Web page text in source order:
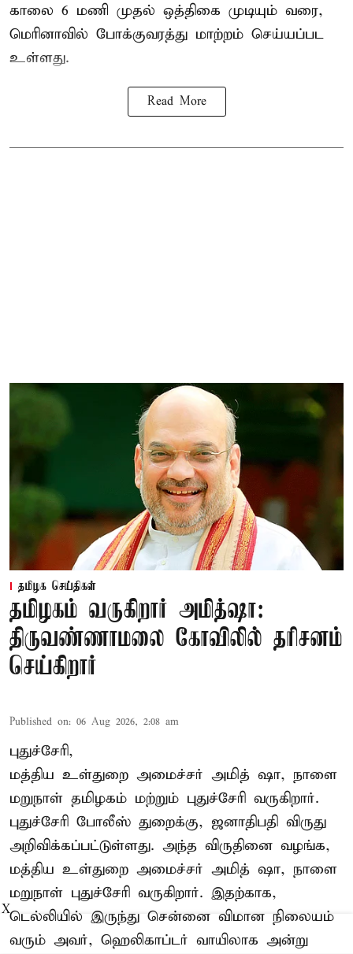
காலை 6 மணி முதல் ஒத்திகை முடியும் வரை,
மெரினாவில் போக்குவரத்து மாற்றம் செய்யப்பட
உள்ளது.
Read More
தமிழக செய்திகள்
தமிழகம் வருகிறார் அமித்ஷா:
திருவண்ணாமலை கோவிலில் தரிசனம்
செய்கிறார்
Published on: 06 Aug 2026, 2:08 am
புதுச்சேரி,
மத்திய உள்துறை அமைச்சர் அமித் ஷா, நாளை
மறுநாள் தமிழகம் மற்றும் புதுச்சேரி வருகிறார்.
புதுச்சேரி போலீஸ் துறைக்கு, ஜனாதிபதி விருது
அறிவிக்கப்பட்டுள்ளது. அந்த விருதினை வழங்க,
மத்திய உள்துறை அமைச்சர் அமித் ஷா, நாளை
மறுநாள் புதுச்சேரி வருகிறார். இதற்காக,
டெல்லியில் இருந்து சென்னை விமான நிலையம்
வரும் அவர், ஹெலிகாப்டர் வாயிலாக அன்று
X